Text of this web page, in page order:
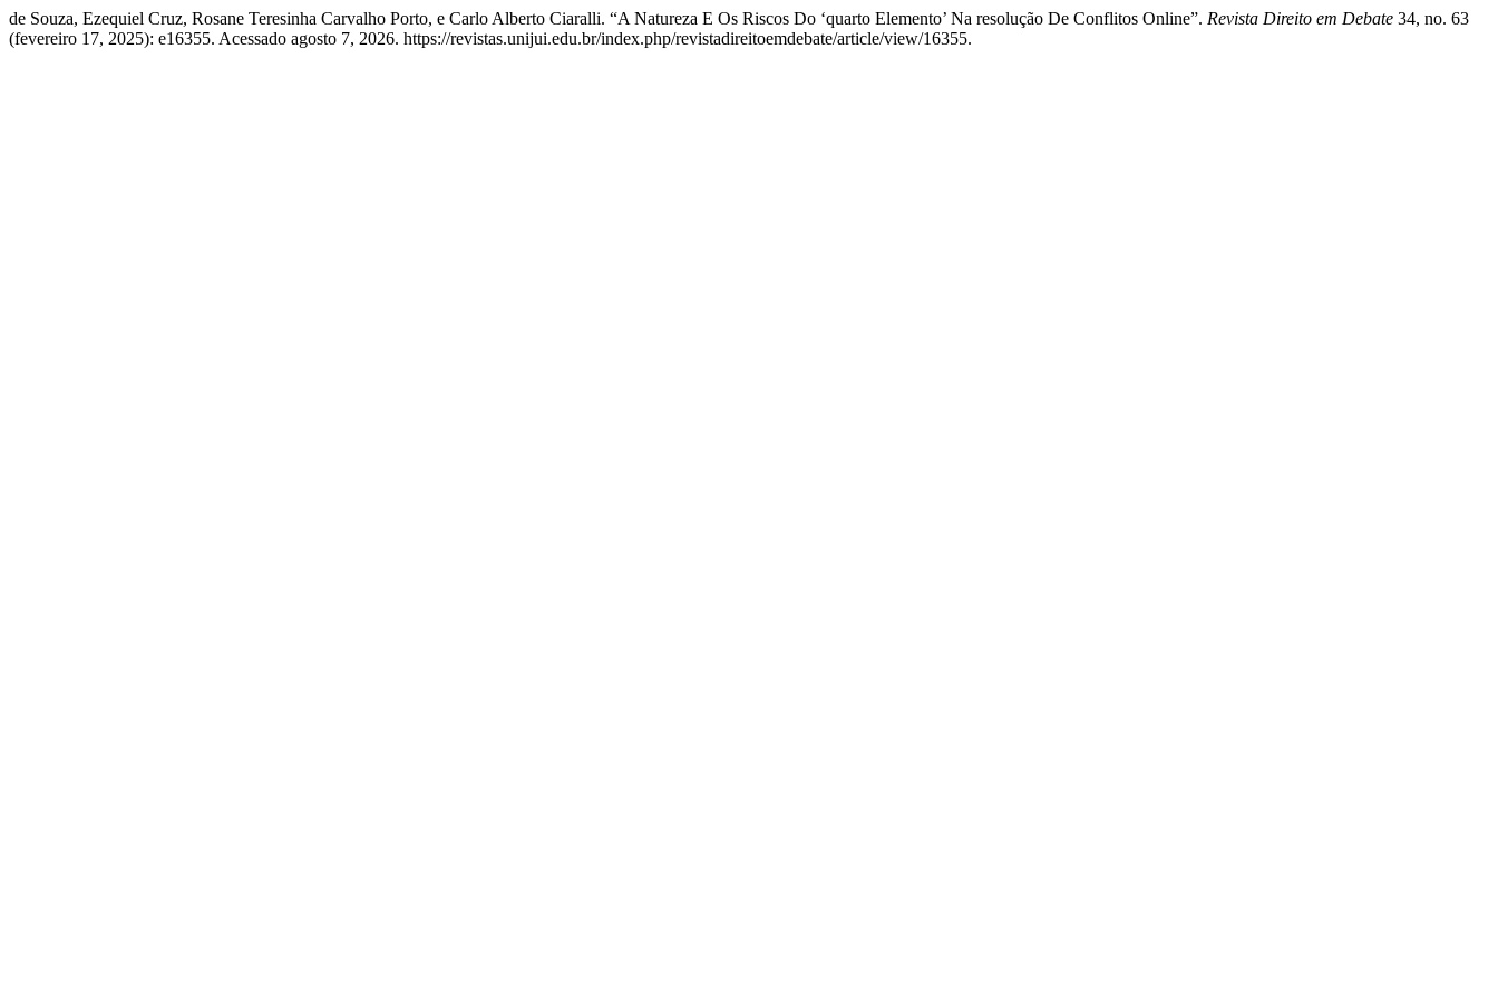
de Souza, Ezequiel Cruz, Rosane Teresinha Carvalho Porto, e Carlo Alberto Ciaralli. “A Natureza E Os Riscos Do ‘quarto Elemento’ Na resolução De Conflitos Online”. Revista Direito em Debate 34, no. 63
(fevereiro 17, 2025): e16355. Acessado agosto 7, 2026. https://revistas.unijui.edu.br/index.php/revistadireitoemdebate/article/view/16355.